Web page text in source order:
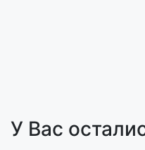
У Вас